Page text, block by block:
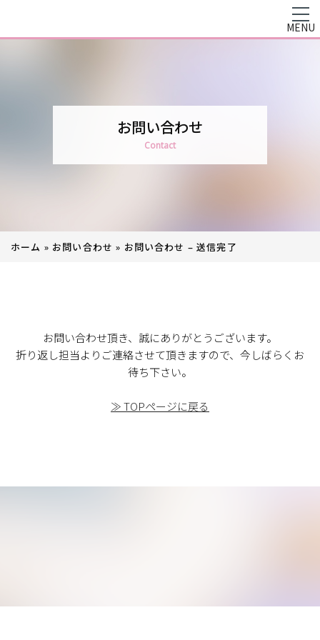
MENU
お問い合わせ
Contact
ホーム » お問い合わせ » お問い合わせ – 送信完了
お問い合わせ頂き、誠にありがとうございます。
折り返し担当よりご連絡させて頂きますので、今しばらくお
待ち下さい。
≫ TOPページに戻る